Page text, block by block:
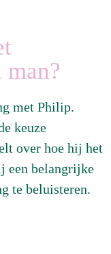
met Philip.
keuze
over hoe hij het
een belangrijke
te beluisteren.